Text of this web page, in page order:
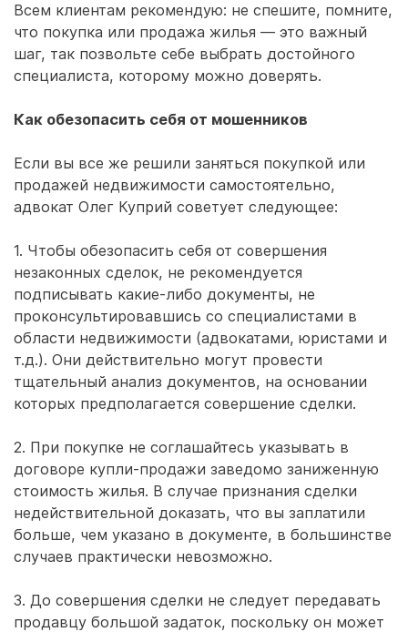
Всем клиентам рекомендую: не спешите, помните,
что покупка или продажа жилья — это важный
шаг, так позвольте себе выбрать достойного
специалиста, которому можно доверять.
Как обезопасить себя от мошенников
Если вы все же решили заняться покупкой или
продажей недвижимости самостоятельно,
адвокат Олег Куприй советует следующее:
1. Чтобы обезопасить себя от совершения
незаконных сделок, не рекомендуется
подписывать какие­-либо документы, не
проконсультировавшись со специалистами в
области недвижимости (адвокатами, юристами и
т.д.). Они действительно могут провести
тщательный анализ документов, на основании
которых предполагается совершение сделки.
2. При покупке не соглашайтесь указывать в
договоре купли-продажи заведомо заниженную
стоимость жилья. В случае признания сделки
недействительной доказать, что вы заплатили
больше, чем указано в документе, в большинстве
случаев практически невозможно.
3. До совершения сделки не следует передавать
продавцу большой задаток, поскольку он может